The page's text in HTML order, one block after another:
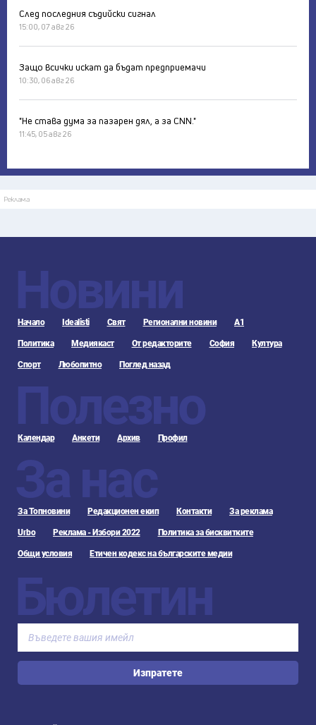
След последния съдийски сигнал
15:00, 07 авг 26
Защо всички искат да бъдат предприемачи
10:30, 06 авг 26
"Не става дума за пазарен дял, а за CNN."
11:45, 05 авг 26
Реклама
Новини
Начало Idealisti Свят Регионални новини А1
Политика Медиякаст От редакторите София Култура
Спорт Любопитно Поглед назад
Полезно
Календар Анкети Архив Профил
За нас
За Топновини Редакционен екип Контакти За реклама
Urbo Реклама - Избори 2022 Политика за бисквитките
Общи условия Етичен кодекс на българските медии
Бюлетин
Изпратете